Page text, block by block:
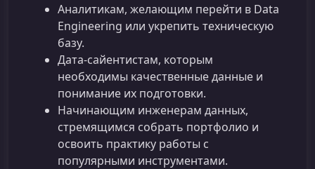
Аналитикам, желающим перейти в Data
Engineering или укрепить техническую
базу.
Дата-сайентистам, которым
необходимы качественные данные и
понимание их подготовки.
Начинающим инженерам данных,
стремящимся собрать портфолио и
освоить практику работы с
популярными инструментами.